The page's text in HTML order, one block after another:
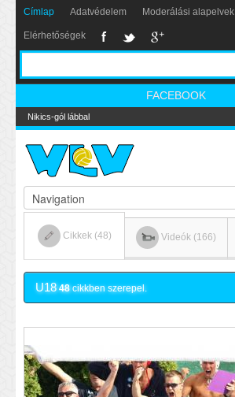
Címlap Adatvédelem Moderálási alapelvek
Elérhetőségek
FACEBOOK
Nikics-gól lábbal
Cikkek (48) Videók (166)
U18 48cikkben szerepel.